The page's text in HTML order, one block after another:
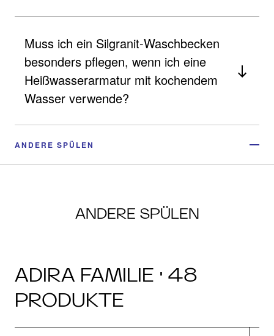
Muss ich ein Silgranit-Waschbecken
besonders pflegen, wenn ich eine
Heißwasserarmatur mit kochendem
Wasser verwende?
ANDERE SPÜLEN
ANDERE SPÜLEN
ADIRA FAMILIE · 48
PRODUKTE